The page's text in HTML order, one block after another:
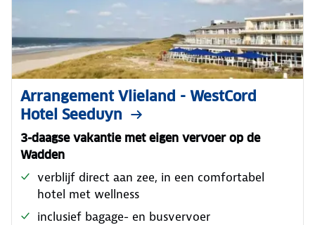
Arrangement Vlieland - WestCord
Hotel Seeduyn
3-daagse vakantie met eigen vervoer op de
Wadden
verblijf direct aan zee, in een comfortabel
hotel met wellness
inclusief bagage- en busvervoer